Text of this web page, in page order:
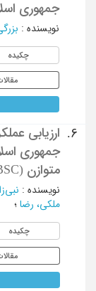
جمهوری
نویسنده :
چکیده
6.
ارزیابی
جمهوری
متوازن (BSC)
نویسنده :
ملکی، رضا ؛
چکیده